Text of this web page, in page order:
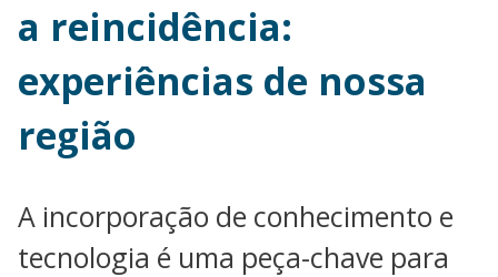
a reincidência:
experiências de nossa
região
A incorporação de conhecimento e
tecnologia é uma peça-chave para